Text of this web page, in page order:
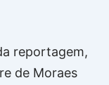
reportagem,
de Moraes